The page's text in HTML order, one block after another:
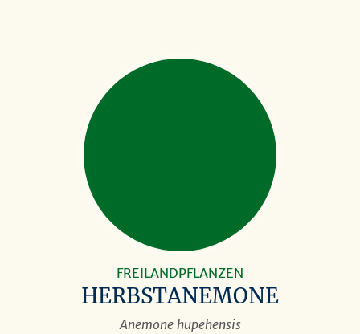
HERBSTANEMONE
FREILANDPFLANZEN
Anemone hupehensis